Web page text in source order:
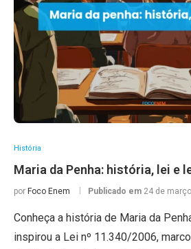
História
Maria da Penha: história, lei e
por Foco Enem Publicado em 24 de
Conheça a história de Maria da
inspirou a Lei nº 11.340/2006,